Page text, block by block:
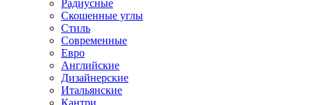
Радиусные
Скошенные углы
Стиль
Современные
Евро
Английские
Дизайнерские
Итальянские
Кантри